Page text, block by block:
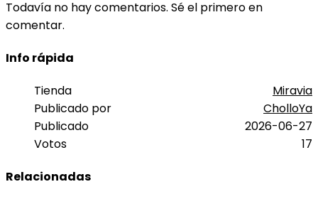
Todavía no hay comentarios. Sé el primero en
comentar.
Info rápida
Tienda
Miravia
Publicado por
CholloYa
Publicado
2026-06-27
Votos
17
Relacionadas